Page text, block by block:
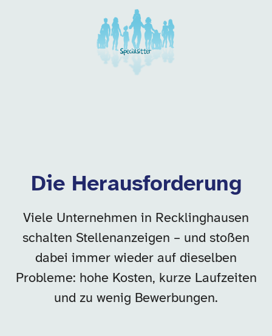
Unsere Arbeitgeber in
Die Herausforderung
Viele Unternehmen in Recklinghausen
schalten Stellenanzeigen – und stoßen
dabei immer wieder auf dieselben
Probleme: hohe Kosten, kurze Laufzeiten
und zu wenig Bewerbungen.